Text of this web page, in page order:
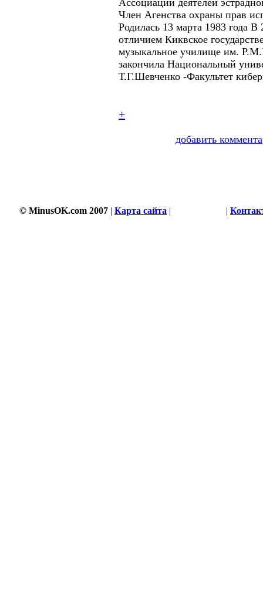
Ассоциации деятелей
Член Агенства охраны прав
Родилась 13 марта 1983 года В
отличием Киквское
музыкальное училище им.
закончила Национальный
Т.Г.Шевченко -Факультет
+
добавить
© MinusOK.com 2007 | Карта сайта | |